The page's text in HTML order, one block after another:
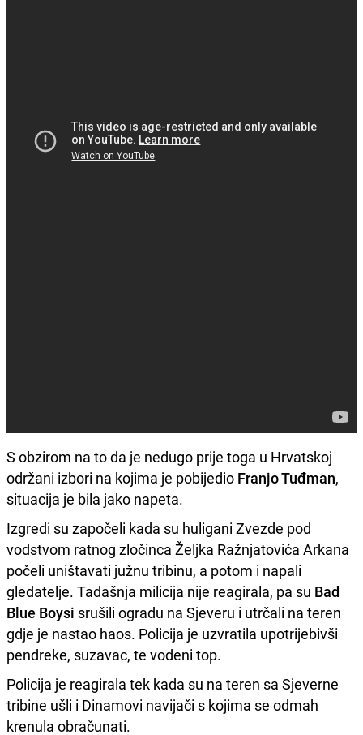
S obzirom na to da je nedugo prije toga u Hrvatskoj
održani izbori na kojima je pobijedio Franjo Tuđman,
situacija je bila jako napeta.
Izgredi su započeli kada su huligani Zvezde pod
vodstvom ratnog zločinca Željka Ražnjatovića Arkana
počeli uništavati južnu tribinu, a potom i napali
gledatelje. Tadašnja milicija nije reagirala, pa su Bad
Blue Boysi srušili ogradu na Sjeveru i utrčali na teren
gdje je nastao haos. Policija je uzvratila upotrijebivši
pendreke, suzavac, te vodeni top.
Policija je reagirala tek kada su na teren sa Sjeverne
tribine ušli i Dinamovi navijači s kojima se odmah
krenula obračunati.